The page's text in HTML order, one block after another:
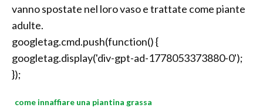
vanno spostate nel loro vaso e trattate come piante
adulte.
googletag.cmd.push(function() {
googletag.display('div-gpt-ad-1778053373880-0');
});
come innaffiare una piantina grassa